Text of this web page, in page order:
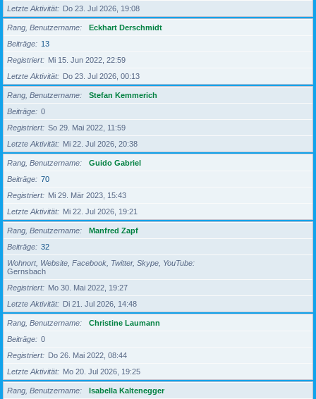
Letzte Aktivität
Do 23. Jul 2026, 19:08
Rang, Benutzername
Eckhart Derschmidt
Beiträge
13
Registriert
Mi 15. Jun 2022, 22:59
Letzte Aktivität
Do 23. Jul 2026, 00:13
Rang, Benutzername
Stefan Kemmerich
Beiträge
0
Registriert
So 29. Mai 2022, 11:59
Letzte Aktivität
Mi 22. Jul 2026, 20:38
Rang, Benutzername
Guido Gabriel
Beiträge
70
Registriert
Mi 29. Mär 2023, 15:43
Letzte Aktivität
Mi 22. Jul 2026, 19:21
Rang, Benutzername
Manfred Zapf
Beiträge
32
Wohnort, Website, Facebook, Twitter, Skype, YouTube
Gernsbach
Registriert
Mo 30. Mai 2022, 19:27
Letzte Aktivität
Di 21. Jul 2026, 14:48
Rang, Benutzername
Christine Laumann
Beiträge
0
Registriert
Do 26. Mai 2022, 08:44
Letzte Aktivität
Mo 20. Jul 2026, 19:25
Rang, Benutzername Isabella Kaltenegger